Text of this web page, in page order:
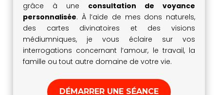
grâce à une consultation de voyance
personnalisée. À l’aide de mes dons naturels,
des cartes divinatoires et des visions
médiumniques, je vous éclaire sur vos
interrogations concernant l’amour, le travail, la
famille ou tout autre domaine de votre vie.
DÉMARRER UNE SÉANCE